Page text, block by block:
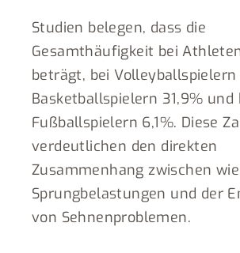
Studien belegen, dass die
Gesamthäufigkeit bei
beträgt, bei Volleyballspielern
Basketballspielern 31,9% und
Fußballspielern 6,1%. Diese
verdeutlichen den direkten
Zusammenhang zwischen
Sprungbelastungen und der
von Sehnenproblemen.